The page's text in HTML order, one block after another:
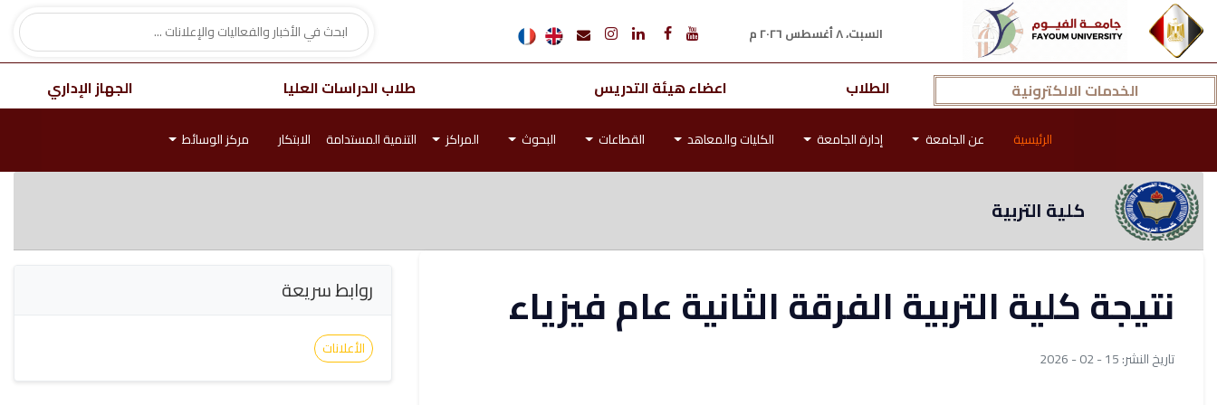
السبت، ٨ أغسطس ٢٠٢٦ م
الخدمات الالكترونية الطلاب اعضاء هيئة التدريس طلاب الدراسات العليا الجهاز الإداري
الرئيسية عن الجامعة إدارة الجامعة الكليات والمعاهد القطاعات البحوث المراكز التنمية المستدامة الابتكار مركز الوسائط
كلية التربية
نتيجة كلية التربية الفرقة الثانية عام فيزياء
تاريخ النشر: 15 - 02 - 2026
روابط سريعة
الأعلانات